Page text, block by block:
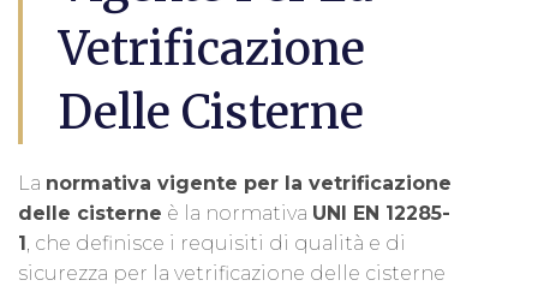
Vetrificazione
Delle Cisterne
La normativa vigente per la vetrificazione
delle cisterne è la normativa UNI EN 12285-
1 , che definisce i requisiti di qualità e di
sicurezza per la vetrificazione delle cisterne